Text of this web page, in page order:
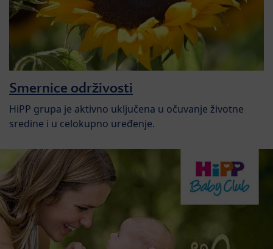
Smernice održivosti
HiPP grupa je aktivno uključena u očuvanje životne
sredine i u celokupno uređenje.